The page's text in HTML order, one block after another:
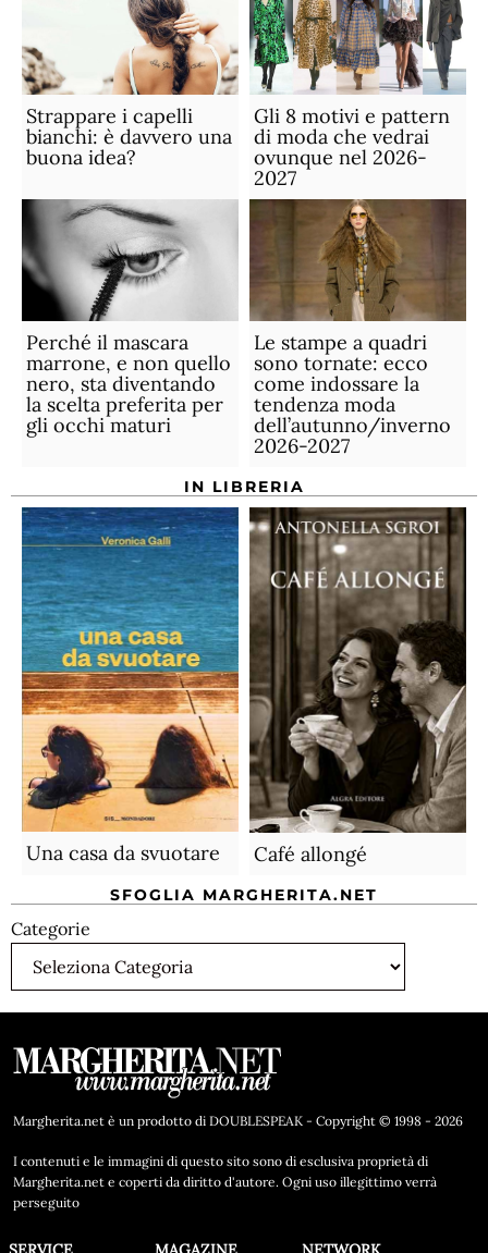
Strappare i capelli
bianchi: è davvero una
buona idea?
Gli 8 motivi e pattern
di moda che vedrai
ovunque nel 2026-
2027
Perché il mascara
marrone, e non quello
nero, sta diventando
la scelta preferita per
gli occhi maturi
Le stampe a quadri
sono tornate: ecco
come indossare la
tendenza moda
dell’autunno/inverno
2026-2027
IN LIBRERIA
Una casa da svuotare Café allongé
SFOGLIA MARGHERITA.NET
Categorie
Margherita.net è un prodotto di DOUBLESPEAK - Copyright © 1998 - 2026
I contenuti e le immagini di questo sito sono di esclusiva proprietà di
Margherita.net e coperti da diritto d'autore. Ogni uso illegittimo verrà
perseguito